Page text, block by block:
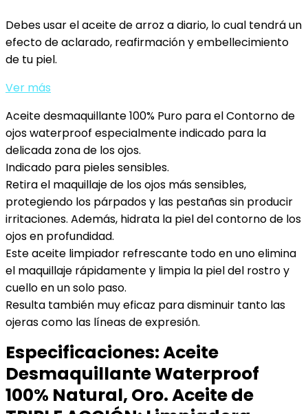
Debes usar el aceite de arroz a diario, lo cual tendrá un
efecto de aclarado, reafirmación y embellecimiento
de tu piel.
Ver más
Aceite desmaquillante 100% Puro para el Contorno de
ojos waterproof especialmente indicado para la
delicada zona de los ojos.
Indicado para pieles sensibles.
Retira el maquillaje de los ojos más sensibles,
protegiendo los párpados y las pestañas sin producir
irritaciones. Además, hidrata la piel del contorno de los
ojos en profundidad.
Este aceite limpiador refrescante todo en uno elimina
el maquillaje rápidamente y limpia la piel del rostro y
cuello en un solo paso.
Resulta también muy eficaz para disminuir tanto las
ojeras como las líneas de expresión.
Especificaciones:Aceite
Desmaquillante Waterproof
100% Natural, Oro. Aceite de